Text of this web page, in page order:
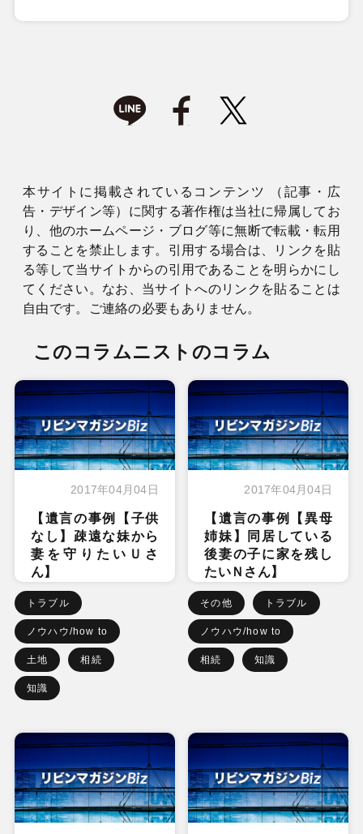
本サイトに掲載されているコンテンツ （記事・広
告・デザイン等）に関する著作権は当社に帰属してお
り、他のホームページ・ブログ等に無断で転載・転用
することを禁止します。引用する場合は、リンクを貼
る等して当サイトからの引用であることを明らかにし
てください。なお、当サイトへのリンクを貼ることは
自由です。ご連絡の必要もありません。
このコラムニストのコラム
2017年04月04日
【遺言の事例【子供
なし】疎遠な妹から
妻を守りたいＵさ
ん】
トラブル
ノウハウ/how to
土地 相続
知識
2017年04月04日
【遺言の事例【異母
姉妹】同居している
後妻の子に家を残し
たいＮさん】
その他 トラブル
ノウハウ/how to
相続 知識